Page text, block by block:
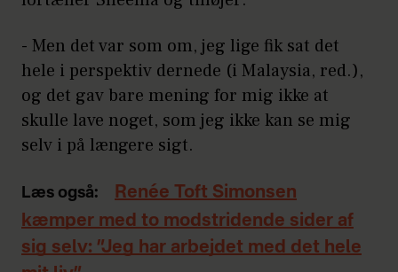
- Men det var som om, jeg lige fik sat det
hele i perspektiv dernede (i Malaysia, red.),
og det gav bare mening for mig ikke at
skulle lave noget, som jeg ikke kan se mig
selv i på længere sigt.
Læs også:
Renée Toft Simonsen
kæmper med to modstridende sider af
sig selv: ”Jeg har arbejdet med det hele